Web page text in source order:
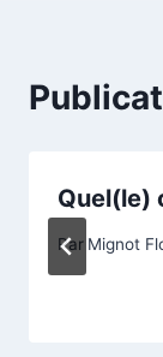
Quel(le)
Par Mignot